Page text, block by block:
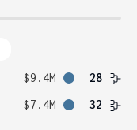
$9.4M
28
$7.4M 32